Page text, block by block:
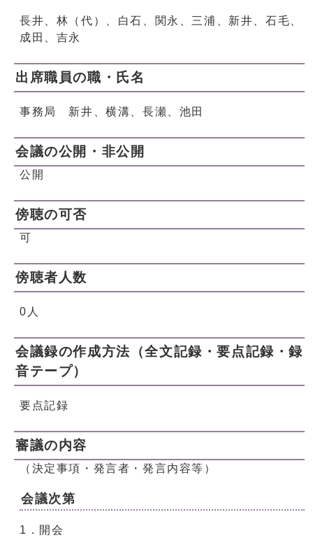
長井、林（代）、白石、関永、三浦、新井、石毛、
成田、吉永
出席職員の職・氏名
事務局 新井、横溝、長瀬、池田
会議の公開・非公開
公開
傍聴の可否
可
傍聴者人数
0人
会議録の作成方法（全文記録・要点記録・録
音テープ）
要点記録
審議の内容
（決定事項・発言者・発言内容等）
会議次第
1．開会